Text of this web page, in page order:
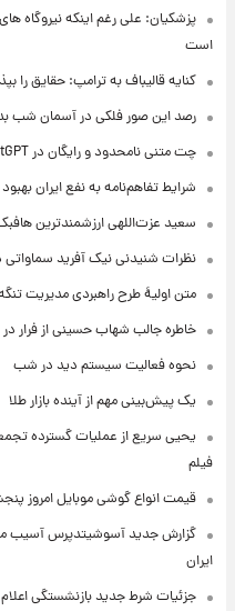
پزشکیان: علی رغم اینکه نیروگاه
است
کنایه قالیباف به ترامپ: حقایق را
رصد این صور فلکی در آسمان شب
چت متنی نامحدود و رایگان در ChatGPT
شرایط تفاهم‌نامه به نفع ایران
سعید عزت‌اللهی ارزشمندترین
نظرات شنیدنی نیک آفرید سماواتی
متن اولیۀ طرح راهبردی مدیریت
خاطره جالب شهاب حسینی از فرار در
نحوه فعالیت سیستم دید در شب
یک پیش‌بینی مهم از آینده بازار طلا
یحیی سریع از عملیات گسترده
فیلم
قیمت انواع گوشی موبایل امروز پنجشنبه ۱۵ مرداد
گزارش جدید آسوشیتدپرس آسیب
ایران
جزئیات شرط جدید بازنشستگی